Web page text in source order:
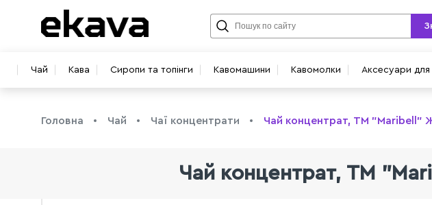
Чай Кава Сиропи та топінги Кавомашини Кавомолки Аксесуари
Головна Чай Чаї концентрати Чай концентрат, ТМ "Maribell"
Чай концентрат, ТМ